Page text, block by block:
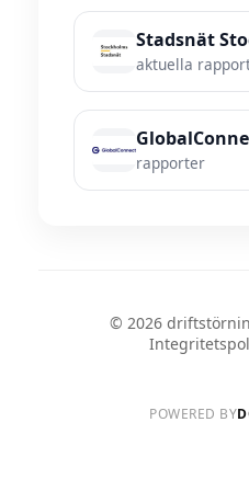
Stadsnät
aktuella
rapporter
© 2026
POWERED BY